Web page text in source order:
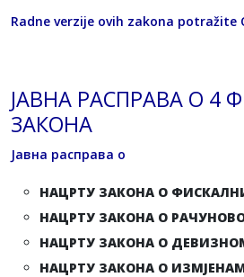
Radne verzije ovih zakona potražite
ЈАВНА РАСПРАВА О 4
ЗАКОНА
Јавна расправа о
НАЦРТУ ЗАКОНА О
НАЦРТУ ЗАКОНА О
НАЦРТУ ЗАКОНА О
НАЦРТУ ЗАКОНА О